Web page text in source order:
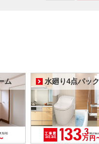
ム 水廻り4点パック